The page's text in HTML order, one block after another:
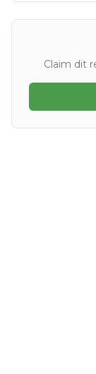
Claim dit